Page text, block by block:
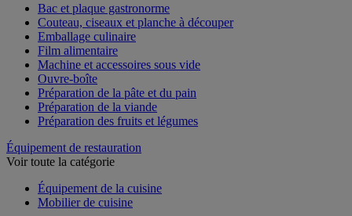
Bac et plaque gastronorme
Couteau, ciseaux et planche à découper
Emballage culinaire
Film alimentaire
Machine et accessoires sous vide
Ouvre-boîte
Préparation de la pâte et du pain
Préparation de la viande
Préparation des fruits et légumes
Équipement de restauration
Voir toute la catégorie
Équipement de la cuisine
Mobilier de cuisine